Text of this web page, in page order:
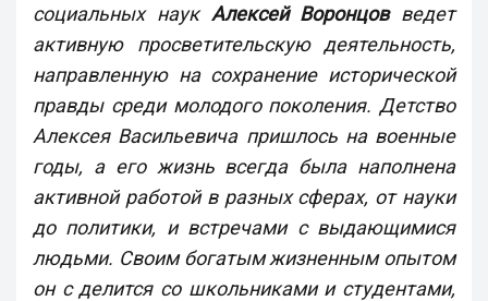
социальных наук Алексей Воронцовведет
активную просветительскую деятельность,
направленную на сохранение исторической
правды среди молодого поколения. Детство
Алексея Васильевича пришлось на военные
годы, а его жизнь всегда была наполнена
активной работой в разных сферах, от науки
до политики, и встречами с выдающимися
людьми. Своим богатым жизненным опытом
он с делится со школьниками и студентами,